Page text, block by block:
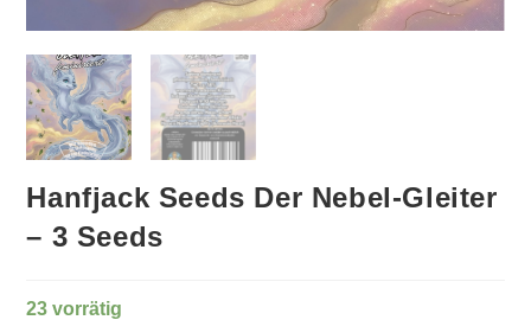
Hanfjack Seeds Der Nebel-Gleiter
– 3 Seeds
23 vorrätig